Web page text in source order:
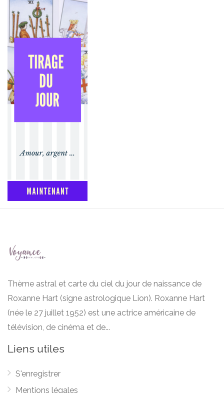
Thème astral et carte du ciel du jour de naissance de
Roxanne Hart (signe astrologique Lion). Roxanne Hart
(née le 27 juillet 1952) est une actrice américaine de
télévision, de cinéma et de...
Liens utiles
S'enregistrer
Mentions légales